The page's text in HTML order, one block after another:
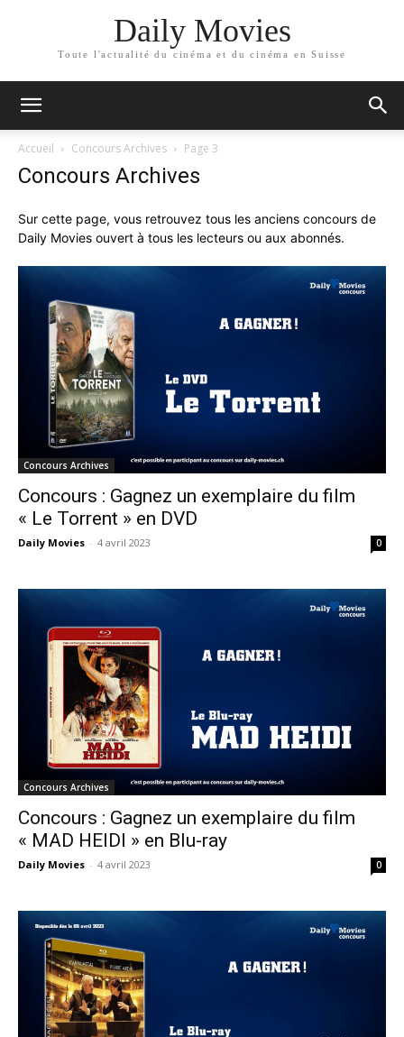
Daily Movies
Toute l'actualité du cinéma et du cinéma en Suisse
Accueil Concours Archives Page 3
Concours Archives
Sur cette page, vous retrouvez tous les anciens concours de
Daily Movies ouvert à tous les lecteurs ou aux abonnés.
Concours Archives
Concours : Gagnez un exemplaire du film
« Le Torrent » en DVD
Daily Movies - 4 avril 2023 0
Concours Archives
Concours : Gagnez un exemplaire du film
« MAD HEIDI » en Blu-ray
Daily Movies - 4 avril 2023 0